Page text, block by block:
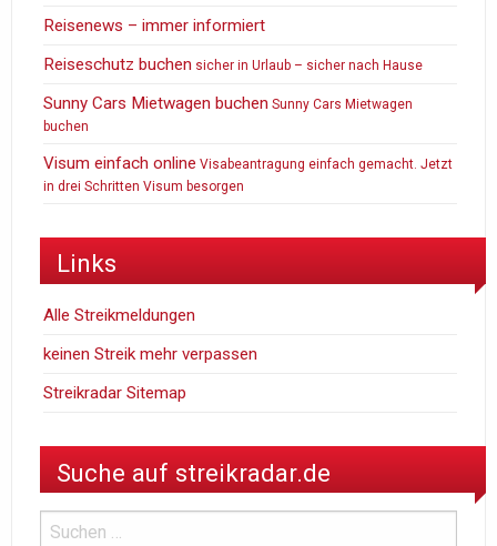
Reisenews – immer informiert
Reiseschutz buchen sicher in Urlaub – sicher nach Hause
Sunny Cars Mietwagen buchen Sunny Cars Mietwagen
buchen
Visum einfach online Visabeantragung einfach gemacht. Jetzt
in drei Schritten Visum besorgen
Links
Alle Streikmeldungen
keinen Streik mehr verpassen
Streikradar Sitemap
Suche auf streikradar.de